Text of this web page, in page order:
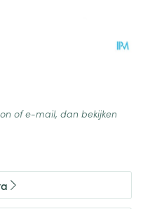
of e-mail, dan bekijken